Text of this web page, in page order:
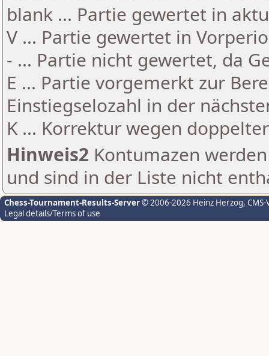
blank ... Partie gewertet in
V ... Partie gewertet in
- ... Partie nicht gewertet, da
E ... Partie vorgemerkt zur
Einstiegselozahl in der
K ... Korrektur wegen
Hinweis2 Kontumazen
und sind in der Liste nicht
Chess-Tournament-Results-Server© 2006-2026 Heinz Herzog,
Legal details/Terms of use